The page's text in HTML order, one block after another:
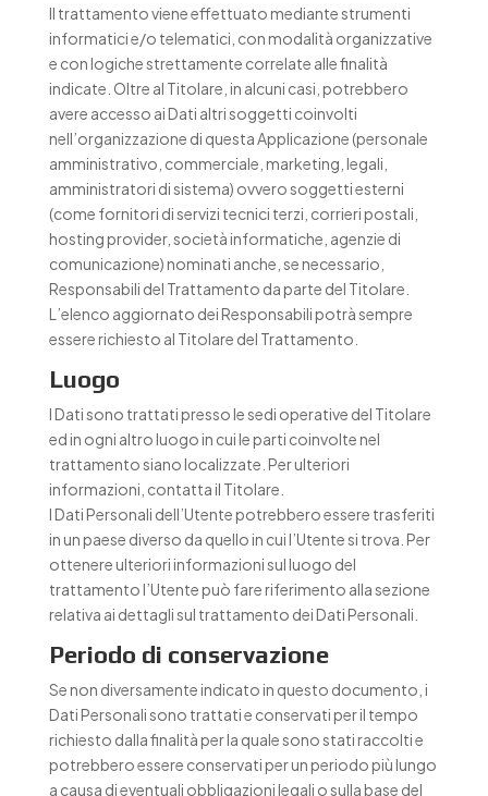
Il trattamento viene effettuato mediante strumenti
informatici e/o telematici, con modalità organizzative
e con logiche strettamente correlate alle finalità
indicate. Oltre al Titolare, in alcuni casi, potrebbero
avere accesso ai Dati altri soggetti coinvolti
nell’organizzazione di questa Applicazione (personale
amministrativo, commerciale, marketing, legali,
amministratori di sistema) ovvero soggetti esterni
(come fornitori di servizi tecnici terzi, corrieri postali,
hosting provider, società informatiche, agenzie di
comunicazione) nominati anche, se necessario,
Responsabili del Trattamento da parte del Titolare.
L’elenco aggiornato dei Responsabili potrà sempre
essere richiesto al Titolare del Trattamento.
Luogo
I Dati sono trattati presso le sedi operative del Titolare
ed in ogni altro luogo in cui le parti coinvolte nel
trattamento siano localizzate. Per ulteriori
informazioni, contatta il Titolare.
I Dati Personali dell’Utente potrebbero essere trasferiti
in un paese diverso da quello in cui l’Utente si trova. Per
ottenere ulteriori informazioni sul luogo del
trattamento l’Utente può fare riferimento alla sezione
relativa ai dettagli sul trattamento dei Dati Personali.
Periodo di conservazione
Se non diversamente indicato in questo documento, i
Dati Personali sono trattati e conservati per il tempo
richiesto dalla finalità per la quale sono stati raccolti e
potrebbero essere conservati per un periodo più lungo
a causa di eventuali obbligazioni legali o sulla base del